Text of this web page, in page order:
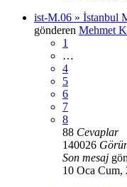
ist-M.06 » İstanbul
gönderen Mehmet
1
…
4
5
6
7
8
88 Cevaplar
140026
Son mesaj
10 Oca Cum,